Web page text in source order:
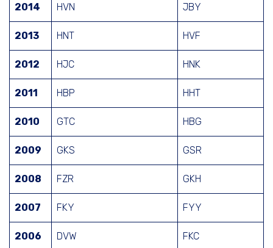
2014 HVN JBY
2013 HNT HVF
2012 HJC HNK
2011 HBP HHT
2010 GTC HBG
2009 GKS GSR
2008 FZR GKH
2007 FKY FYY
2006 DVW FKC